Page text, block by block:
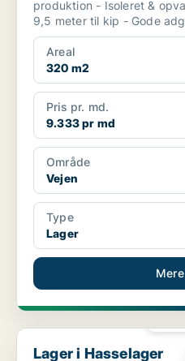
produktion - Isoleret &
9,5 meter til kip - Gode
Areal
320 m2
Pris pr. md.
9.333 pr md
Område
Vejen
Type
Lager
Lager i Hasselager
Lager i Hasselager